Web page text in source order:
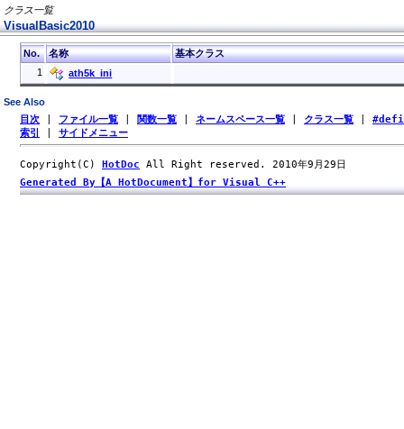
クラス一覧
VisualBasic2010
No. 名称
基本クラス
1
ath5k_ini
See Also
目次 ファイル一覧 関数一覧 ネームスペース一覧 クラス一覧
索引
サイドメニュー
Copyright(C) HotDoc All Right reserved. 2010年9月29日
Generated By【A HotDocument】for Visual C++